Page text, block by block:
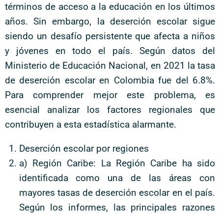
términos de acceso a la educación en los últimos
años. Sin embargo, la deserción escolar sigue
siendo un desafío persistente que afecta a niños
y jóvenes en todo el país. Según datos del
Ministerio de Educación Nacional, en 2021 la tasa
de deserción escolar en Colombia fue del 6.8%.
Para comprender mejor este problema, es
esencial analizar los factores regionales que
contribuyen a esta estadística alarmante.
Deserción escolar por regiones
a) Región Caribe: La Región Caribe ha sido
identificada como una de las áreas con
mayores tasas de deserción escolar en el país.
Según los informes, las principales razones